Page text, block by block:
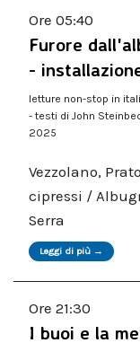
Ore 05:40
Furore
-
letture non-stop in
- testi di John
2025
Vezzolano,
cipressi /
Serra
Leggi di più →
Ore 21:30
I buoi e la